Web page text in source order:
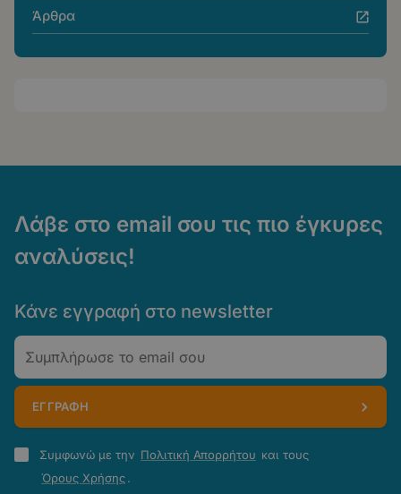
Άρθρα
Λάβε στο email σου τις πιο έγκυρες
αναλύσεις!
Κάνε εγγραφή στο newsletter
Email
ΕΓΓΡΑΦΗ
Πολιτική
Απορρήτου
Συμφωνώ με την Πολιτική Απορρήτου και τους
Όρους Χρήσης.